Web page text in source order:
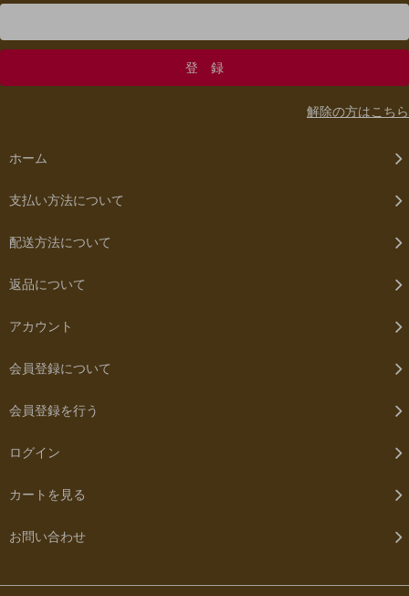
解除の方はこちら
ホーム
支払い方法について
配送方法について
返品について
アカウント
会員登録について
会員登録を行う
ログイン
カートを見る
お問い合わせ